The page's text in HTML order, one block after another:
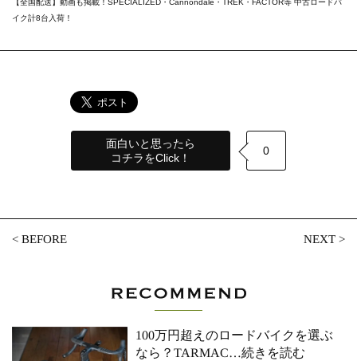
【全国配送】動画も掲載！SPECIALIZED・Cannondale・TREK・FACTOR等 中古ロードバ
イク計8台入荷！
面白いと思ったら
コチラをClick！
0
<BEFORE NEXT>
100万円超えのロードバイクを選ぶ
なら？TARMAC…続きを読む